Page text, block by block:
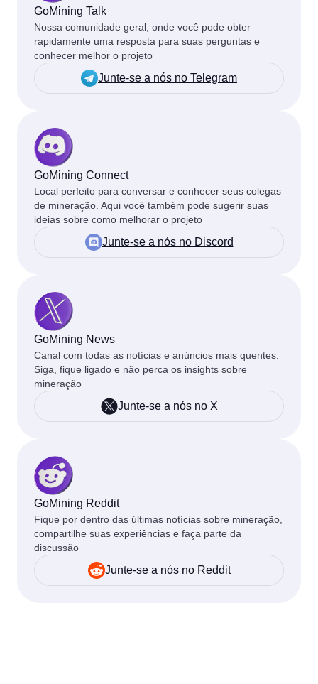
GoMining Talk
Nossa comunidade geral, onde você pode obter
rapidamente uma resposta para suas perguntas e
conhecer melhor o projeto
Junte-se a nós no Telegram
GoMining Connect
Local perfeito para conversar e conhecer seus colegas
de mineração. Aqui você também pode sugerir suas
ideias sobre como melhorar o projeto
Junte-se a nós no Discord
GoMining News
Canal com todas as notícias e anúncios mais quentes.
Siga, fique ligado e não perca os insights sobre
mineração
Junte-se a nós no X
GoMining Reddit
Fique por dentro das últimas notícias sobre mineração,
compartilhe suas experiências e faça parte da
discussão
Junte-se a nós no Reddit